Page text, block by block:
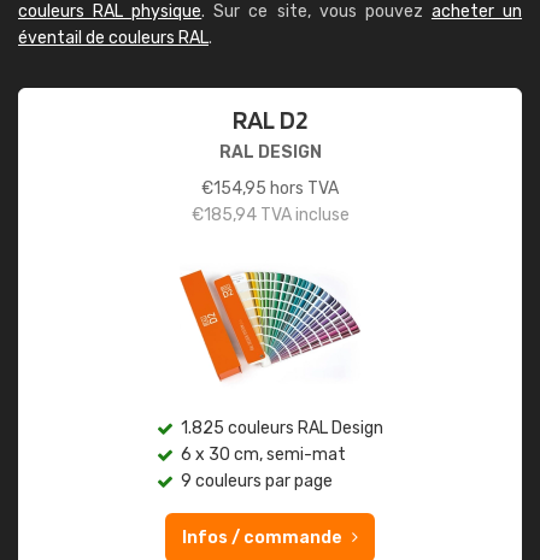
couleurs RAL physique. Sur ce site, vous pouvez acheter un
éventail de couleurs RAL.
RAL D2
RAL DESIGN
€154,95 hors TVA
€185,94TVA incluse
1.825 couleurs RAL Design
6 x 30 cm, semi-mat
9 couleurs par page
Infos / commande